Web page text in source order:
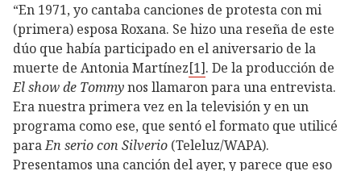
“En 1971, yo cantaba canciones de protesta con mi
(primera) esposa Roxana. Se hizo una reseña de este
dúo que había participado en el aniversario de la
muerte de Antonia Martínez[1]. De la producción de
El show de Tommynos llamaron para una entrevista.
Era nuestra primera vez en la televisión y en un
programa como ese, que sentó el formato que utilicé
paraEn serio con Silverio (Teleluz/WAPA).
Presentamos una canción del ayer, y parece que eso